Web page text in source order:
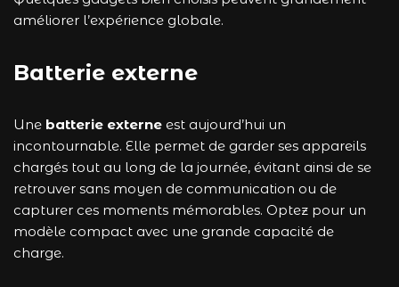
améliorer l’expérience globale.
Batterie externe
Une batterie externe est aujourd’hui un
incontournable. Elle permet de garder ses appareils
chargés tout au long de la journée, évitant ainsi de se
retrouver sans moyen de communication ou de
capturer ces moments mémorables. Optez pour un
modèle compact avec une grande capacité de
charge.